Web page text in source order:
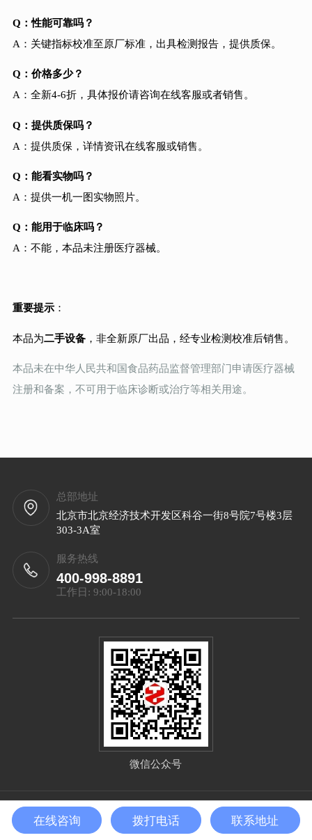
Q：性能可靠吗？
A：关键指标校准至原厂标准，出具检测报告，提供质保。
Q：价格多少？
A：全新4-6折，具体报价请咨询在线客服或者销售。
Q：提供质保吗？
A：提供质保，详情资讯在线客服或销售。
Q：能看实物吗？
A：提供一机一图实物照片。
Q：能用于临床吗？
A：不能，本品未注册医疗器械。
重要提示：
本品为二手设备，非全新原厂出品，经专业检测校准后销售。
本品未在中华人民共和国食品药品监督管理部门申请医疗器械
注册和备案，不可用于临床诊断或治疗等相关用途。
总部地址
北京市北京经济技术开发区科谷一街8号院7号楼3层
303-3A室
服务热线
400-998-8891
工作日: 9:00-18:00
微信公众号
Copyright©2025 北京泰智技术发展有限公司 All Right
Reserved
备案号： 京ICP备2025132656号-1 sitemap.xml
在线咨询 拨打电话 联系地址